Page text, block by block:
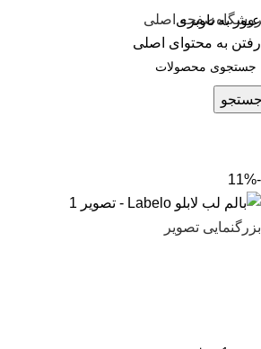
عبور به ناوبری
رفتن به محتوای اصلی
صفحه اصلی
-11%
بزرگنمایی تصویر